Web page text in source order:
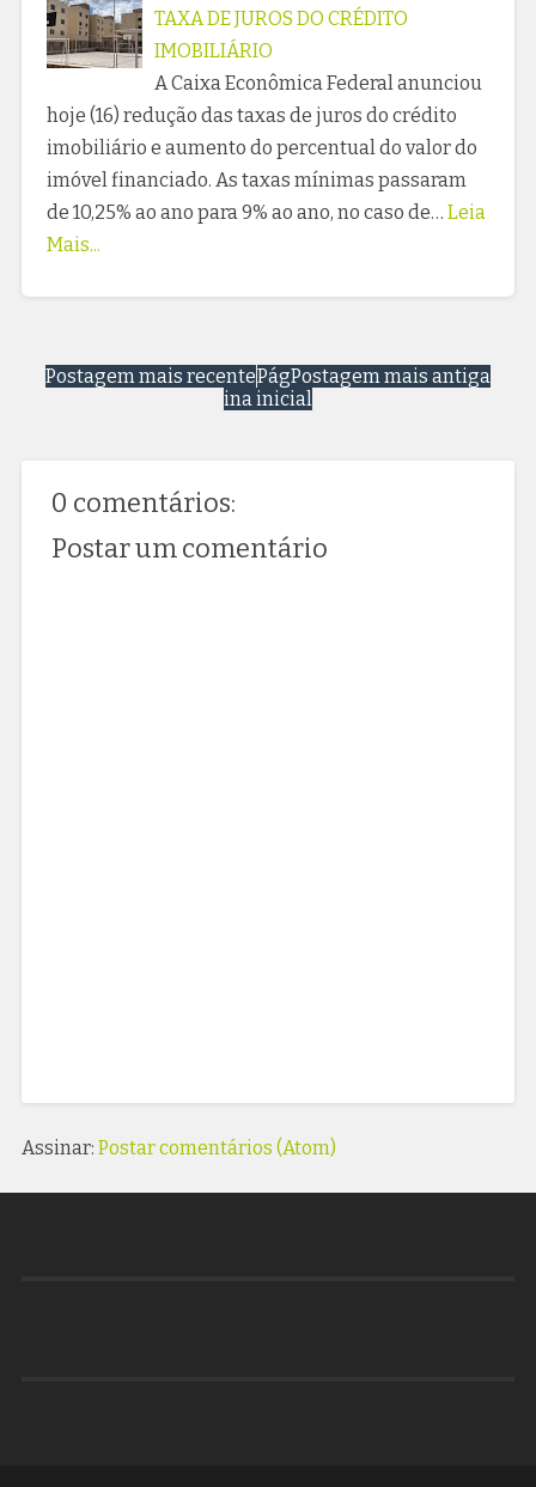
TAXA DE JUROS DO CRÉDITO
IMOBILIÁRIO
A Caixa Econômica Federal anunciou
hoje (16) redução das taxas de juros do crédito
imobiliário e aumento do percentual do valor do
imóvel financiado. As taxas mínimas passaram
de 10,25% ao ano para 9% ao ano, no caso de… Leia
Mais...
Postagem mais recente Postagem mais antiga
Pág
ina inicial
0 comentários:
Postar um comentário
Assinar: Postar comentários (Atom)